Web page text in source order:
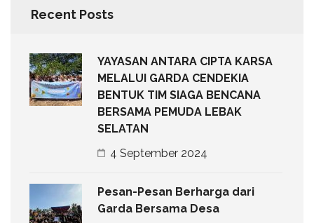
Recent Posts
YAYASAN ANTARA CIPTA KARSA
MELALUI GARDA CENDEKIA
BENTUK TIM SIAGA BENCANA
BERSAMA PEMUDA LEBAK
SELATAN
4 September 2024
Pesan-Pesan Berharga dari
Garda Bersama Desa